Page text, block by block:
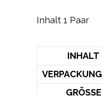
Inhalt 1 Paar
INHALT
GRÖSSE